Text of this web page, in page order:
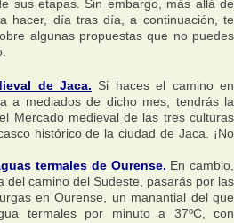
sus etapas. Sin embargo, más allá de
hacer, día tras día, a continuación, te
algunas propuestas que no puedes
de Jaca. Si haces el camino en
a mediados de dicho mes, tendrás la
Mercado medieval de las tres culturas
histórico de la ciudad de Jaca. ¡No
termales de Ourense. En cambio,
del camino del Sudeste, pasarás por las
en Ourense, un manantial del que
termales por minuto a 37ºC, con